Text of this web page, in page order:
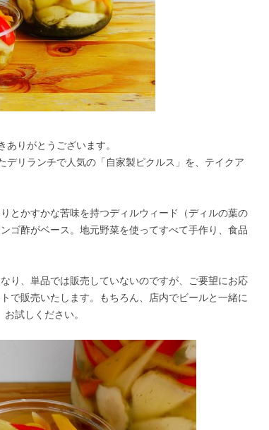
ありがとうございます。
デリランチで人気の「自家製ピクルス」を、テイクア
とかすかな苦味を持つディルウィード（ディルの葉の
ゴ酢がベース。地元野菜を使ってすべて手作り、食品
り、単品では販売していないのですが、ご要望にお応
で販売いたします。もちろん、店内でビールと一緒に
試しください。